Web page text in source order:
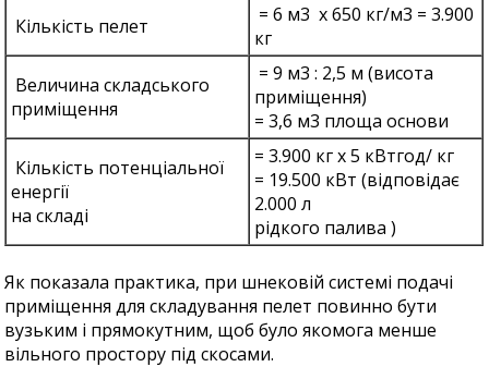
Кількість пелет
= 6 м3 х 650 кг/м3 = 3.900
кг
Величина складського
приміщення
= 9 м3 : 2,5 м (висота
приміщення)
= 3,6 м3 площа основи
Кількість потенціальної
енергії
на складі
= 3.900 кг х 5 кВтгод/ кг
= 19.500 кВт (відповідає
2.000 л
рідкого палива )
Як показала практика, при шнековій системі подачі
приміщення для складування пелет повинно бути
вузьким і прямокутним, щоб було якомога менше
вільного простору під скосами.